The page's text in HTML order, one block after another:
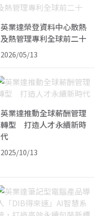
英業達榮登資料中心散熱
及熱管理專利全球前二十
2026/05/13
英業達推動全球薪酬管理
轉型 打造人才永續新時
代
2025/10/13